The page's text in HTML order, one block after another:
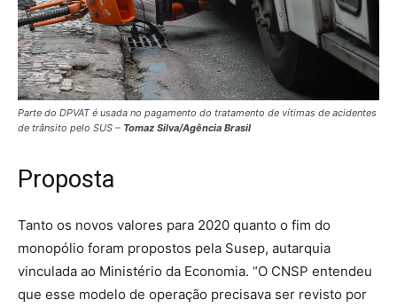
Parte do DPVAT é usada no pagamento do tratamento de vítimas de acidentes
de trânsito pelo SUS – Tomaz Silva/Agência Brasil
Proposta
Tanto os novos valores para 2020 quanto o fim do
monopólio foram propostos pela Susep, autarquia
vinculada ao Ministério da Economia. “O CNSP entendeu
que esse modelo de operação precisava ser revisto por